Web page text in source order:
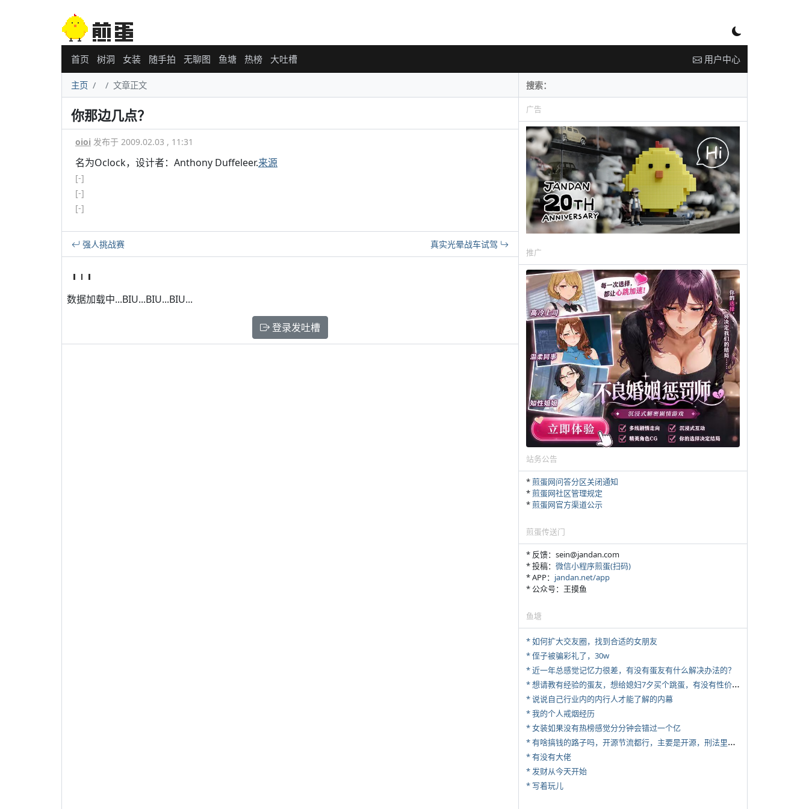
首页 树洞 女装 随手拍 无聊图 鱼塘 热榜 大吐槽 用户中心
主页 文章正文
你那边几点？
oioi 发布于 2009.02.03 , 11:31
名为Oclock，设计者：Anthony Duffeleer.来源
[-]
[-]
[-]
强人挑战赛 真实光晕战车试驾
数据加载中...BIU...BIU...BIU...
登录发吐槽
广告
推广
站务公告
*煎蛋网问答分区关闭通知
*煎蛋网社区管理规定
*煎蛋网官方渠道公示
煎蛋传送门
* 反馈：sein@jandan.com
* 投稿： 微信小程序煎蛋(扫码)
* APP： jandan.net/app
* 公众号：王摸鱼
鱼塘
* 如何扩大交友圈，找到合适的女朋友
* 侄子被骗彩礼了，30w
* 近一年总感觉记忆力很差，有没有蛋友有什么解决办法的？
*
想请教有经验的蛋友，想给媳妇7夕买个跳蛋，有没有性价比高的推荐
* 说说自己行业内的内行人才能了解的内幕
* 我的个人戒烟经历
* 女装如果没有热榜感觉分分钟会错过一个亿
*
有啥搞钱的路子吗，开源节流都行，主要是开源，刑法里的咱不做
* 有没有大佬
* 发财从今天开始
* 写着玩儿